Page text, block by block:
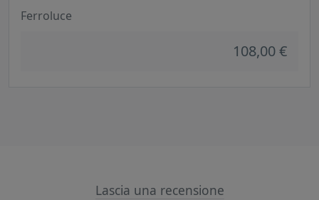
Ferroluce
108,00 €
Lascia una recensione